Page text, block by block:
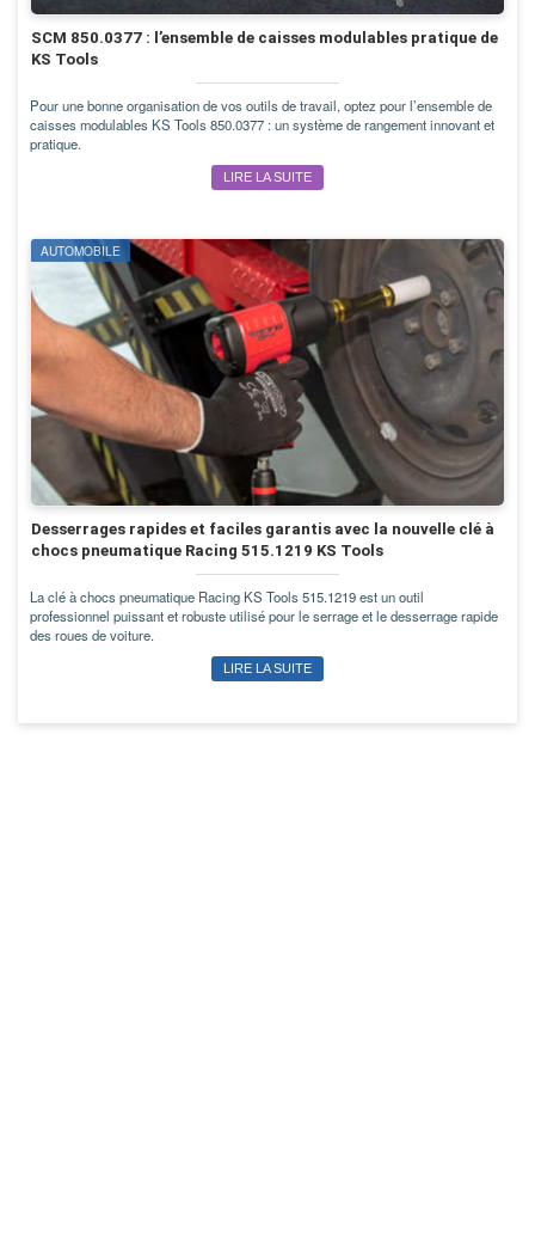
SCM 850.0377 : l’ensemble de caisses modulables pratique de
KS Tools
Pour une bonne organisation de vos outils de travail, optez pour l’ensemble de
caisses modulables KS Tools 850.0377 : un système de rangement innovant et
pratique.
LIRE LA SUITE
AUTOMOBILE
Desserrages rapides et faciles garantis avec la nouvelle clé à
chocs pneumatique Racing 515.1219 KS Tools
La clé à chocs pneumatique Racing KS Tools 515.1219 est un outil
professionnel puissant et robuste utilisé pour le serrage et le desserrage rapide
des roues de voiture.
LIRE LA SUITE